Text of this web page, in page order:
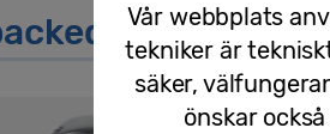
July 2023
Vår webbplats
tekniker är
säker,
önskar